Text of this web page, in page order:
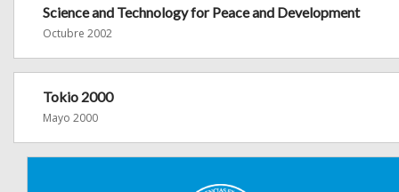
Science and Technology for Peace and Development
Octubre 2002
Tokio 2000
Mayo 2000